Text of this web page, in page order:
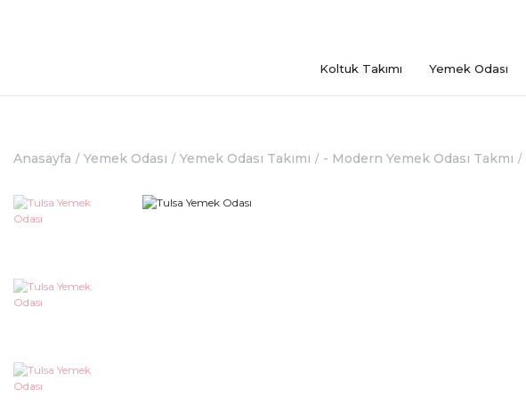
Koltuk Takımı Yemek Odası
Anasayfa Yemek Odası Yemek Odası Takımı - Modern Yemek Odası Takmı